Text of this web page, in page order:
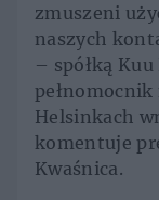
zmuszeni
naszych
– spółką
pełnomocnik
Helsinkach
komentuje
Kwaśnica.